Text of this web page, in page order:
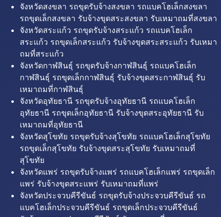
จังหวัดสงขลา รถขุดรับจ้างสงขลา รถแบคโฮเล็กสงขลา
รถขุดเล็กสงขลา รับจ้างขุดสระสงขลา รับเหมาถมที่สงขลา
จังหวัดสระแก้ว รถขุดรับจ้างสระแก้ว รถแบคโฮเล็ก
สระแก้ว รถขุดเล็กสระแก้ว รับจ้างขุดสระสระแก้ว รับเหมา
ถมที่สระแก้ว
จังหวัดกาฬสินธุ์ รถขุดรับจ้างกาฬสินธุ์ รถแบคโฮเล็ก
กาฬสินธุ์ รถขุดเล็กกาฬสินธุ์ รับจ้างขุดสระกาฬสินธุ์ รับ
เหมาถมที่กาฬสินธุ์
จังหวัดอุทัยธานี รถขุดรับจ้างอุทัยธานี รถแบคโฮเล็ก
อุทัยธานี รถขุดเล็กอุทัยธานี รับจ้างขุดสระอุทัยธานี รับ
เหมาถมที่อุทัยธานี
จังหวัดสุโขทัย รถขุดรับจ้างสุโขทัย รถแบคโฮเล็กสุโขทัย
รถขุดเล็กสุโขทัย รับจ้างขุดสระสุโขทัย รับเหมาถมที่
สุโขทัย
จังหวัดแพร่ รถขุดรับจ้างแพร่ รถแบคโฮเล็กแพร่ รถขุดเล็ก
แพร่ รับจ้างขุดสระแพร่ รับเหมาถมที่แพร่
จังหวัดประจวบคีรีขันธ์ รถขุดรับจ้างประจวบคีรีขันธ์ รถ
แบคโฮเล็กประจวบคีรีขันธ์ รถขุดเล็กประจวบคีรีขันธ์